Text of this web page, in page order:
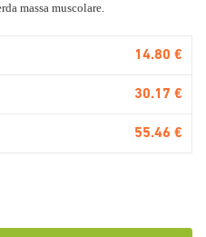
massa muscolare.
14.80 €
30.17 €
55.46 €